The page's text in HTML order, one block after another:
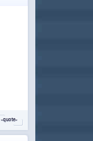
˵quote˶